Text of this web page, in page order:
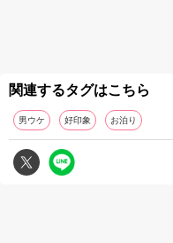
関連するタグはこちら
男ウケ 好印象 お泊り